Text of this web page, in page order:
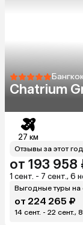
Chatrium
27 км
Отзывы за этот год
от 193 958
1 сент. - 7 сент., 6
Выгодные туры на
от 224 265 ₽
14 сент. - 22 сент.,